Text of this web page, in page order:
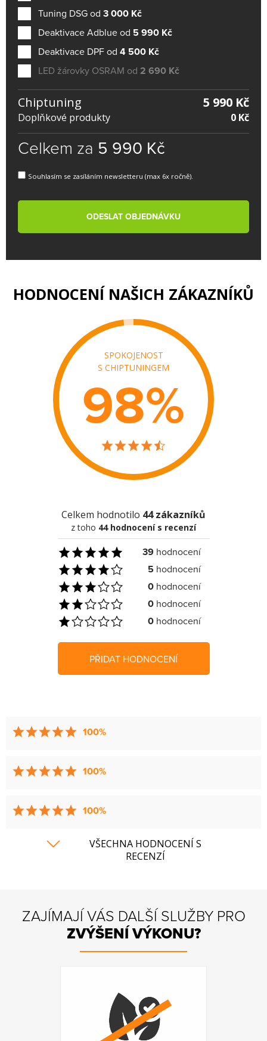
Tuning DSG od 3 000 Kč
Deaktivace Adblue od 5 990 Kč
Deaktivace DPF od 4 500 Kč
LED žárovky OSRAM od 2 690 Kč
Chiptuning 5 990 Kč
Doplňkové produkty 0 Kč
Celkem za 5 990 Kč
Souhlasím se zasíláním newsletteru (max 6x ročně).
ODESLAT OBJEDNÁVKU
HODNOCENÍ NAŠICH ZÁKAZNÍKŮ
SPOKOJENOST
S CHIPTUNINGEM
98%
Celkem hodnotilo 44 zákazníků
z toho 44 hodnocení s recenzí
39hodnocení
5 hodnocení
0hodnocení
0hodnocení
0hodnocení
PŘIDAT HODNOCENÍ
100%
100%
100%
VŠECHNA HODNOCENÍ S
RECENZÍ
ZAJÍMAJÍ VÁS DALŠÍ SLUŽBY PRO
ZVÝŠENÍ VÝKONU?